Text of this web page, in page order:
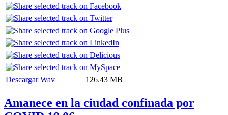
Descargar Wav 126.43 MB
Amanece en la ciudad confinada por